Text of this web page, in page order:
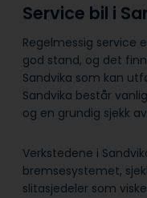
Service bil i
Regelmessig service
god stand, og det
Sandvika som kan
Sandvika består
og en grundig sjekk
Verkstedene i
bremsesystemet,
slitasjedeler som